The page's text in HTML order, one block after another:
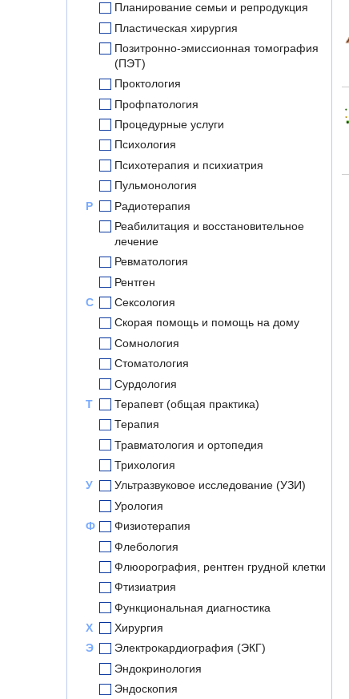
Планирование семьи и репродукция
Пластическая хирургия
Позитронно-эмиссионная томография
(ПЭТ)
Проктология
Профпатология
Процедурные услуги
Психология
Психотерапия и психиатрия
Пульмонология
Р
Радиотерапия
Реабилитация и восстановительное
лечение
Ревматология
Рентген
С
Сексология
Скорая помощь и помощь на дому
Сомнология
Стоматология
Сурдология
Т
Терапевт (общая практика)
Терапия
Травматология и ортопедия
Трихология
У
Ультразвуковое исследование (УЗИ)
Урология
Ф
Физиотерапия
Флебология
Флюорография, рентген грудной клетки
Фтизиатрия
Функциональная диагностика
Х
Хирургия
Э
Электрокардиография (ЭКГ)
Эндокринология
Эндоскопия